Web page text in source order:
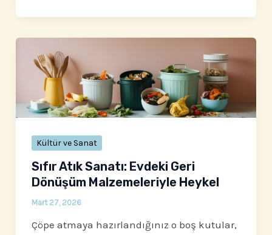
Kültür ve Sanat
Sıfır Atık Sanatı: Evdeki Geri
Dönüşüm Malzemeleriyle Heykel
Mart 27, 2026
Çöpe atmaya hazırlandığınız o boş kutular,